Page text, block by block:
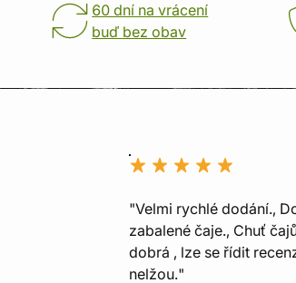
60 dní na vrácení
buď bez obav
"Velmi rychlé dodání.,
zabalené čaje., Chuť
dobrá , lze se řídit
nelžou."